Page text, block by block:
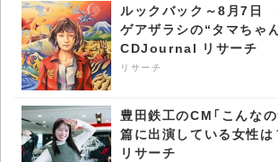
ルックバック～8月7日
ゲアザラシの“タマちゃ
CDJournal リサーチ
リサーチ
豊田鉄工のCM「こんな
篇に出演している女性
リサーチ